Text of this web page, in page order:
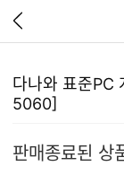
이
지
가
다나와 표준
5060]
판매종료된 상